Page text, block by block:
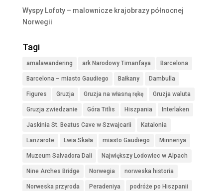
Wyspy Lofoty – malownicze krajobrazy północnej
Norwegii
Tagi
amalawandering ark Narodowy Timanfaya Barcelona
Barcelona – miasto Gaudiego Bałkany Dambulla
Figures Gruzja Gruzja na własną rękę Gruzja waluta
Gruzja zwiedzanie Góra Titlis Hiszpania Interlaken
Jaskinia St. Beatus Cave w Szwajcarii Katalonia
Lanzarote Lwia Skała miasto Gaudiego Minneriya
Muzeum Salvadora Dali Największy Lodowiec w Alpach
Nine Arches Bridge Norwegia norweska historia
Norweska przyroda Peradeniya podróże po Hiszpanii